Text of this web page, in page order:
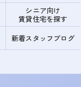
シニア向け
賃貸住宅を探す
新着スタッフブログ